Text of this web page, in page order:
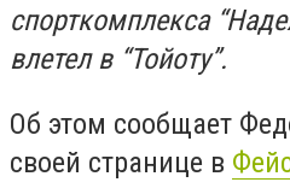
спорткомплекса
влетел в “Тойоту”.
Об этом сообщает
своей странице в